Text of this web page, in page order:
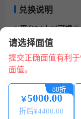
兑换说明
1.平台24小时可提
2.请核对卡号/卡密
3.卡券来源正规合
4.为保证您的账户
现必须保持实名账号
赃、诈骗、洗钱等
6.如有回收问题，
请选择面值
提交正确面值有利
面值。
￥5000.00
折后¥4400.00
88折